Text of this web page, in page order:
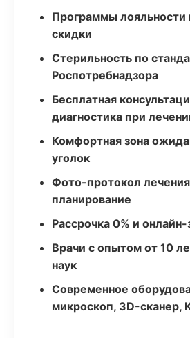
Программы
скидки
Стерильность по
Роспотребнадзора
Бесплатная
диагностика при
Комфортная зона
уголок
Фото-протокол
планирование
Рассрочка 0% и
Врачи с опытом от 10
наук
Современное
микроскоп, 3D-сканер,